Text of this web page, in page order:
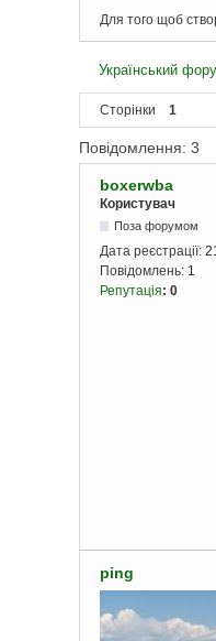
Для того щоб
Український
Сторінки 1
Повідомлення: 3
boxerwba
Користувач
Поза форумом
Дата реєстрації:
Повідомлень: 1
Репутація: 0
ping